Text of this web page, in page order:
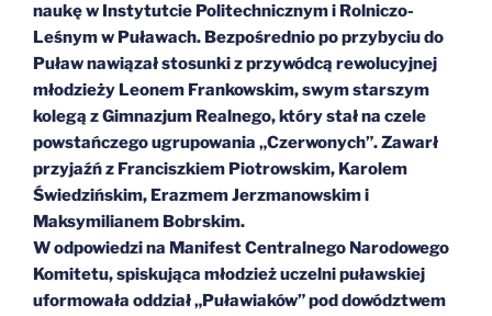
naukę w Instytutcie Politechnicznym i Rolniczo-
Leśnym w Puławach. Bezpośrednio po przybyciu do
Puław nawiązał stosunki z przywódcą rewolucyjnej
młodzieży Leonem Frankowskim, swym starszym
kolegą z Gimnazjum Realnego, który stał na czele
powstańczego ugrupowania „Czerwonych”. Zawarł
przyjaźń z Franciszkiem Piotrowskim, Karolem
Świedzińskim, Erazmem Jerzmanowskim i
Maksymilianem Bobrskim.
W odpowiedzi na Manifest Centralnego Narodowego
Komitetu, spiskująca młodzież uczelni puławskiej
uformowała oddział „Puławiaków” pod dowództwem